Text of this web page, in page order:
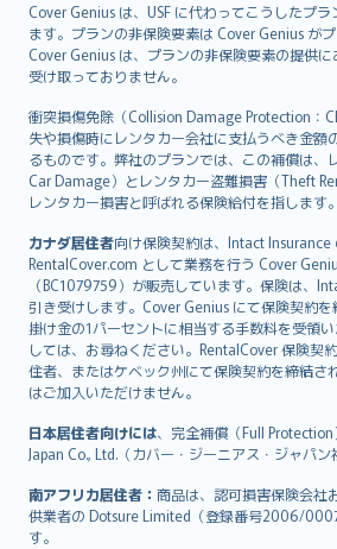
Cover Genius は、USF に代わってこうしたプ
ます。プランの非保険要素は Cover Genius がプ
Cover Genius は、プランの非保険要素の提供に
受け取っておりません。
衝突損傷免除（Collision Damage Protection：
失や損傷時にレンタカー会社に支払うべき金額
るものです。弊社のプランでは、この補償は、
Car Damage）とレンタカー盗難損害（Theft
レンタカー損害と呼ばれる保険給付を指します。
カナダ居住者向け保険契約は、Intact Insurance
RentalCover.com として業務を行う Cover
（BC1079759）が販売しています。保険は、
引き受けします。Cover Genius にて保険契約を
掛け金の1パーセントに相当する手数料を受領
しては、お尋ねください。RentalCover 保険契
住者、またはケベック州にて保険契約を締結さ
はご加入いただけません。
日本居住者向けには、完全補償（Full
Japan Co., Ltd.（カバー・ジーニアス・ジャパン
南アフリカ居住者： 商品は、認可損害保険会社
供業者の Dotsure Limited（登録番号2006/
す。